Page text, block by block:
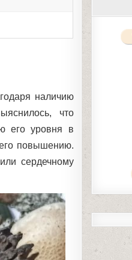
наличию
что
его уровня в
повышению.
сердечному